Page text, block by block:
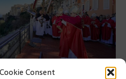
Consent